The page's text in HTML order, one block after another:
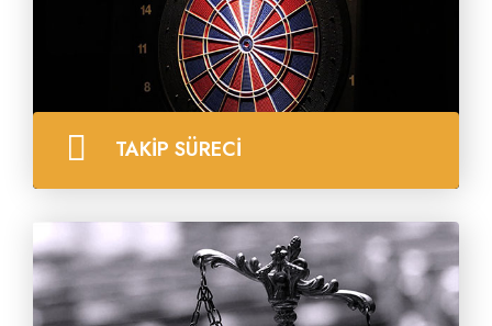
TÜMÜNÜ GÖR
TAKİP SÜRECİ
Takip ettiğimiz tüm davalar ile icra dosyaları
hakkında müvekkillerimiz periyodik olarak
bilgilendirilir. Tecrübemiz ve kullandığımız
programlar yardımıyla müvekkillerimizin hak